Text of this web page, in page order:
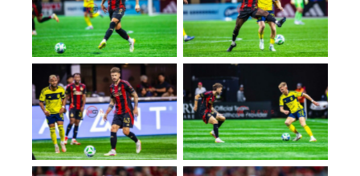
No Caption No Caption
No Caption No Caption